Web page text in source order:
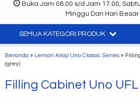
Buka Jam 08.00 s/d Jam 17.00,
Minggu Dan Hari Besar
SEMUA KATEGORI PRODUK
Beranda » Lemari Arsip Uno Classic Series »
(grey)
Filling Cabinet Uno UFL